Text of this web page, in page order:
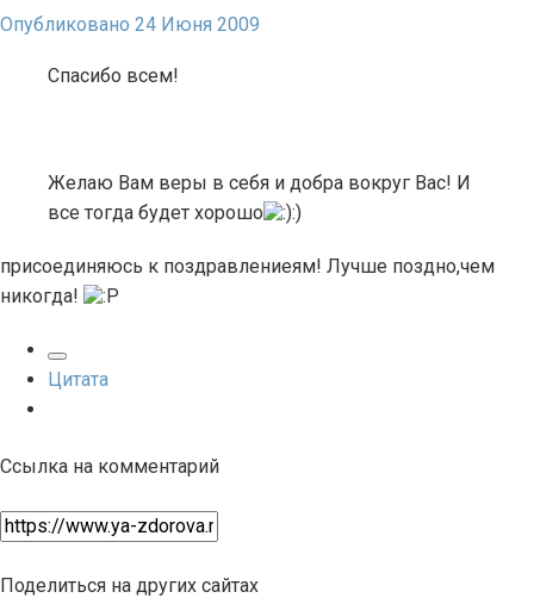
Опубликовано 24 Июня 2009
Спасибо всем!
Желаю Вам веры в себя и добра вокруг Вас! И
все тогда будет хорошо
:)
присоединяюсь к поздравлениеям! Лучше поздно,чем
никогда!
Цитата
Ссылка на комментарий
Поделиться на других сайтах